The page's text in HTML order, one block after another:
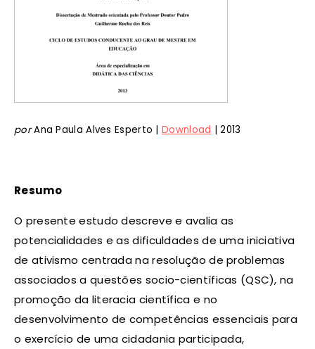
porAna Paula Alves Esperto |Download | 2013
Resumo
O presente estudo descreve e avalia as
potencialidades e as dificuldades de uma iniciativa
de ativismo centrada na resolução de problemas
associados a questões socio-científicas (QSC), na
promoção da literacia científica e no
desenvolvimento de competências essenciais para
o exercício de uma cidadania participada,